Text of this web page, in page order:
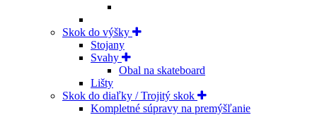
Skok do výšky
Stojany
Svahy
Obal na skateboard
Lišty
Skok do diaľky / Trojitý skok
Kompletné súpravy na premýšľanie